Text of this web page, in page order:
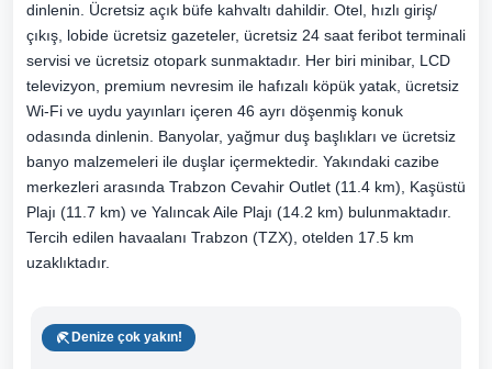
dinlenin. Ücretsiz açık büfe kahvaltı dahildir. Otel, hızlı giriş/
çıkış, lobide ücretsiz gazeteler, ücretsiz 24 saat feribot terminali
servisi ve ücretsiz otopark sunmaktadır. Her biri minibar, LCD
televizyon, premium nevresim ile hafızalı köpük yatak, ücretsiz
Wi-Fi ve uydu yayınları içeren 46 ayrı döşenmiş konuk
odasında dinlenin. Banyolar, yağmur duş başlıkları ve ücretsiz
banyo malzemeleri ile duşlar içermektedir. Yakındaki cazibe
merkezleri arasında Trabzon Cevahir Outlet (11.4 km), Kaşüstü
Plajı (11.7 km) ve Yalıncak Aile Plajı (14.2 km) bulunmaktadır.
Tercih edilen havaalanı Trabzon (TZX), otelden 17.5 km
uzaklıktadır.
Denize çok yakın!